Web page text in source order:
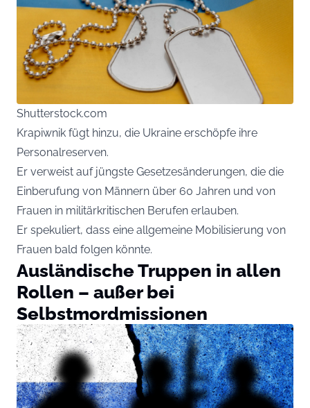
Shutterstock.com
Krapiwnik fügt hinzu, die Ukraine erschöpfe ihre
Personalreserven.
Er verweist auf jüngste Gesetzesänderungen, die die
Einberufung von Männern über 60 Jahren und von
Frauen in militärkritischen Berufen erlauben.
Er spekuliert, dass eine allgemeine Mobilisierung von
Frauen bald folgen könnte.
Ausländische Truppen in allen
Rollen – außer bei
Selbstmordmissionen